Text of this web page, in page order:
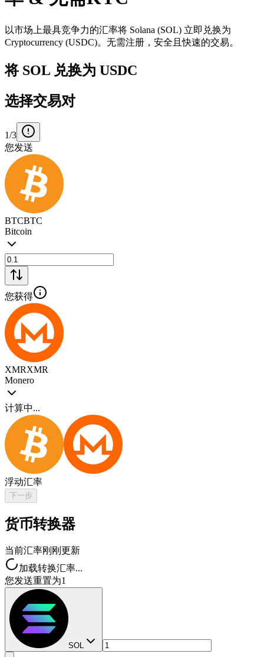
以市场上最具竞争力的汇率将 Solana (SOL) 立即兑换为
Cryptocurrency (USDC)。无需注册，安全且快速的交易。
将 SOL 兑换为 USDC
选择交易对
1/3
您发送
BTCBTC
Bitcoin
您获得
XMRXMR
Monero
计算中...
浮动汇率
下一步
货币转换器
当前汇率刚刚更新
加载转换汇率...
您发送重置为1
SOL